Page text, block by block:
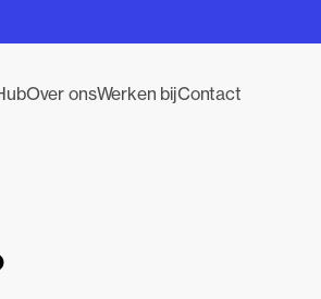
Over onsWerken bijContact